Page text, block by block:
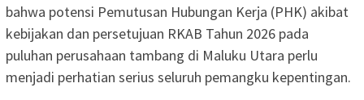
bahwa potensi Pemutusan Hubungan Kerja (PHK) akibat
kebijakan dan persetujuan RKAB Tahun 2026 pada
puluhan perusahaan tambang di Maluku Utara perlu
menjadi perhatian serius seluruh pemangku kepentingan.